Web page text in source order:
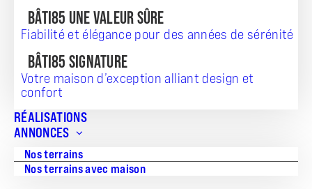
BÂTI85 UNE VALEUR SÛRE
Fiabilité et élégance pour des années de sérénité
BÂTI85 SIGNATURE
Votre maison d’exception alliant design et
confort
RÉALISATIONS
ANNONCES
Nos terrains
Nos terrains avec maison
TERRAIN + MAISON
153 400
Référence:
AD-2503112